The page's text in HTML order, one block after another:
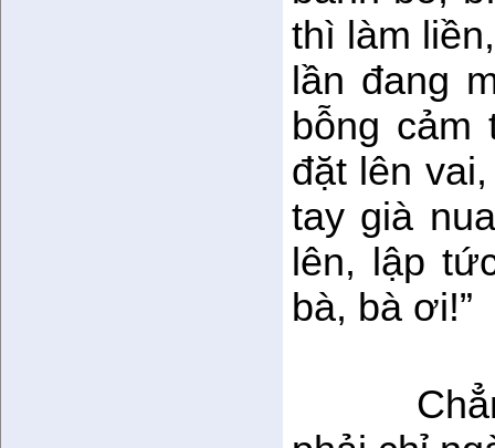
thì làm
lần đang
bỗng cảm
đặt lên
tay già
lên, lập
bà, bà ơi!”